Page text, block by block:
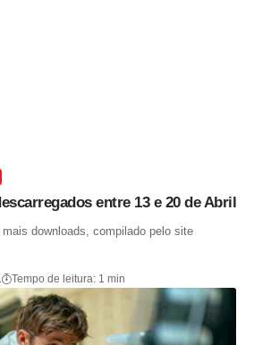
entre 13 e 20 de Abril
downloads, compilado pelo site
Tempo de leitura: 1 min